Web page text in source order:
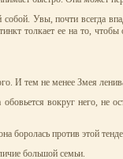
Увы, почти всегда
толкает ее на то,
И тем не менее Змея
вокруг него, не
против этой
большой семьи.